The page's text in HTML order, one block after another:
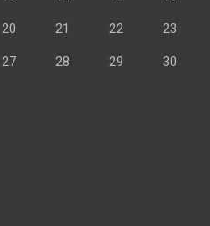
20 21 22 23
27 28 29 30